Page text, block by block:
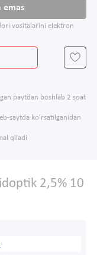
emas
vositalarini elektron
paytdan boshlab 2 soat
saytda ko'rsatilganidan
qiladi
2,5% 10